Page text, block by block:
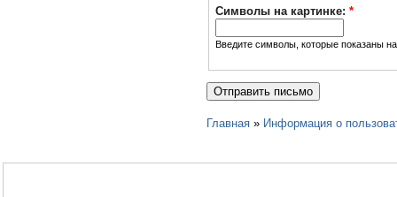
Символы на картинке: *
Введите символы, которые показаны на
Главная » Информация о